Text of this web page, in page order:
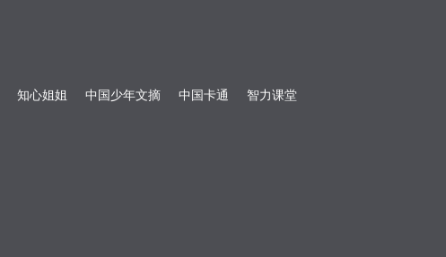
知心姐姐 中国少年文摘 中国卡通
智力课堂